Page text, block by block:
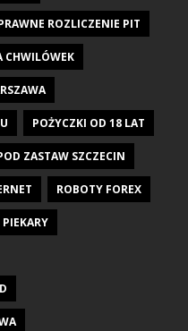
ROZLICZENIE PIT
CHWILÓWEK
POŻYCZKI OD 18 LAT
ZASTAW SZCZECIN
ROBOTY FOREX